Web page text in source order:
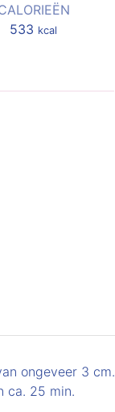
533 kcal
ongeveer 3 cm.
ca. 25 min.